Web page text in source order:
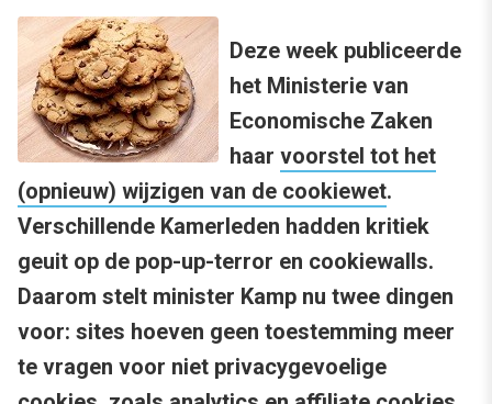
Deze week publiceerde
het Ministerie van
Economische Zaken
haar voorstel tot het
(opnieuw) wijzigen van de cookiewet.
Verschillende Kamerleden hadden kritiek
geuit op de pop-up-terror en cookiewalls.
Daarom stelt minister Kamp nu twee dingen
voor: sites hoeven geen toestemming meer
te vragen voor niet privacygevoelige